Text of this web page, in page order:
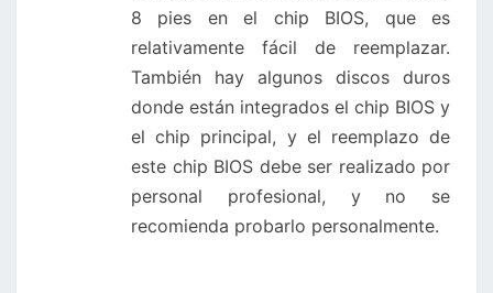
8 pies en el chip BIOS, que es
relativamente fácil de reemplazar.
También hay algunos discos duros
donde están integrados el chip BIOS y
el chip principal, y el reemplazo de
este chip BIOS debe ser realizado por
personal profesional, y no se
recomienda probarlo personalmente.